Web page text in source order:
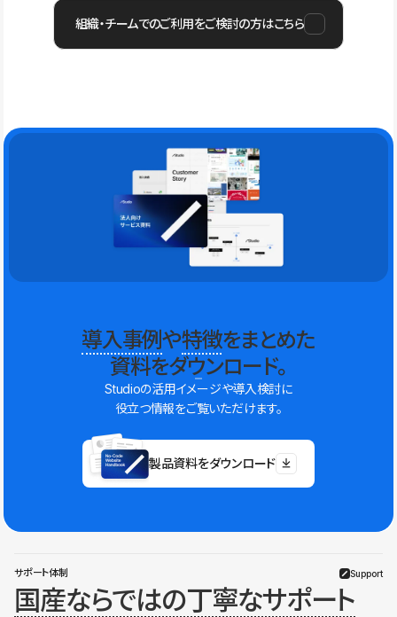
組織・チームでのご利用をご検討の方はこちら
導入事例や特徴をまとめた
資料をダウンロード。
Studioの活用イメージや導入検討に
役立つ情報をご覧いただけます。
製品資料をダウンロード
サポート体制 Support
国産ならではの丁寧なサポート